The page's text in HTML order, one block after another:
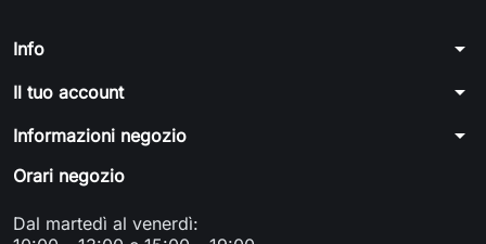
Info arrow_drop_down
Il tuo account arrow_drop_down
Informazioni negozio arrow_drop_down
Orari negozio
Dal martedì al venerdì: